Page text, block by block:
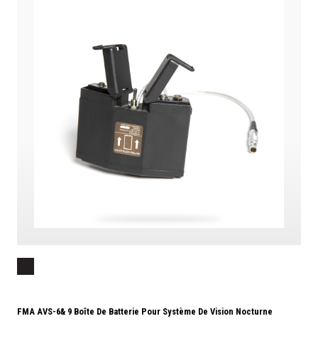
FMA AVS-6& 9 Boîte De Batterie Pour Système De Vision Nocturne